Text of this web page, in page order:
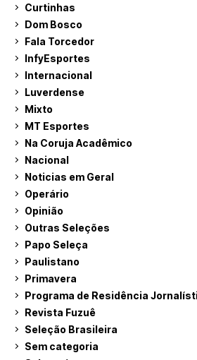
Curtinhas
Dom Bosco
Fala Torcedor
InfyEsportes
Internacional
Luverdense
Mixto
MT Esportes
Na Coruja Acadêmico
Nacional
Noticias em Geral
Operário
Opinião
Outras Seleções
Papo Seleça
Paulistano
Primavera
Programa de Residência
Revista Fuzuê
Seleção Brasileira
Sem categoria